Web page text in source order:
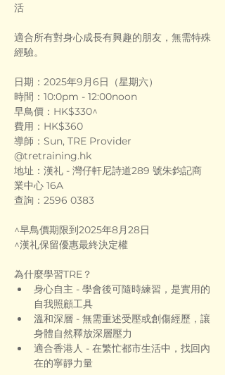
活
適合所有對身心成長有興趣的朋友，無需特殊
經驗。
日期：2025年9月6日（星期六）
時間：10:0pm - 12:00noon
早鳥價：HK$330^
費用：HK$360
導師：Sun, TRE Provider
@tretraining.hk
地址：漢礼 - 灣仔軒尼詩道289 號朱鈞記商
業中心 16A
查詢：2596 0383
^早鳥價期限到2025年8月28日
^漢礼保留優惠最終決定權
為什麼學習TRE？
身心自主 - 學會後可隨時練習，是實用的
自我照顧工具
溫和深層 - 無需重述受壓或創傷經歷，讓
身體自然釋放深層壓力
適合香港人 - 在繁忙都市生活中，找回內
在的寧靜力量